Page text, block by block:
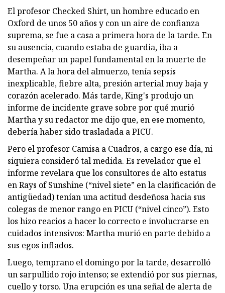
El profesor Checked Shirt, un hombre educado en
Oxford de unos 50 años y con un aire de confianza
suprema, se fue a casa a primera hora de la tarde. En
su ausencia, cuando estaba de guardia, iba a
desempeñar un papel fundamental en la muerte de
Martha. A la hora del almuerzo, tenía sepsis
inexplicable, fiebre alta, presión arterial muy baja y
corazón acelerado. Más tarde, King's produjo un
informe de incidente grave sobre por qué murió
Martha y su redactor me dijo que, en ese momento,
debería haber sido trasladada a PICU.
Pero el profesor Camisa a Cuadros, a cargo ese día, ni
siquiera consideró tal medida. Es revelador que el
informe revelara que los consultores de alto estatus
en Rays of Sunshine (“nivel siete” en la clasificación de
antigüedad) tenían una actitud desdeñosa hacia sus
colegas de menor rango en PICU (“nivel cinco”). Esto
los hizo reacios a hacer lo correcto e involucrarse en
cuidados intensivos: Martha murió en parte debido a
sus egos inflados.
Luego, temprano el domingo por la tarde, desarrolló
un sarpullido rojo intenso; se extendió por sus piernas,
cuello y torso. Una erupción es una señal de alerta de